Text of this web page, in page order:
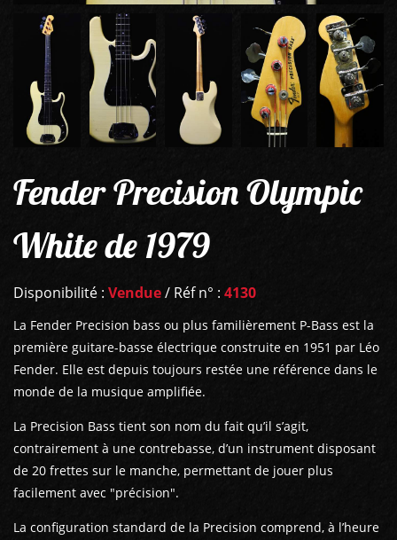
Fender Precision Olympic
White de 1979
Disponibilité : Vendue/ Réf n° : 4130
La Fender Precision bass ou plus familièrement P-Bass est la
première guitare-basse électrique construite en 1951 par Léo
Fender. Elle est depuis toujours restée une référence dans le
monde de la musique amplifiée.
La Precision Bass tient son nom du fait qu’il s’agit,
contrairement à une contrebasse, d’un instrument disposant
de 20 frettes sur le manche, permettant de jouer plus
facilement avec "précision".
La configuration standard de la Precision comprend, à l’heure